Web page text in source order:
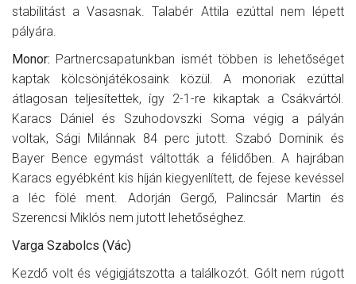
stabilitást a Vasasnak. Talabér Attila ezúttal nem lépett
pályára.
Monor: Partnercsapatunkban ismét többen is lehetőséget
kaptak kölcsönjátékosaink közül. A monoriak ezúttal
átlagosan teljesítettek, így 2-1-re kikaptak a Csákvártól.
Karacs Dániel és Szuhodovszki Soma végig a pályán
voltak, Sági Milánnak 84 perc jutott. Szabó Dominik és
Bayer Bence egymást váltották a félidőben. A hajrában
Karacs egyébként kis híján kiegyenlített, de fejese kevéssel
a léc fölé ment. Adorján Gergő, Palincsár Martin és
Szerencsi Miklós nem jutott lehetőséghez.
Varga Szabolcs (Vác)
Kezdő volt és végigjátszotta a találkozót. Gólt nem rúgott